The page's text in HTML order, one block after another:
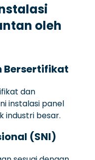
oleh
Bersertifikat
dan
instalasi panel
industri besar.
(SNI)